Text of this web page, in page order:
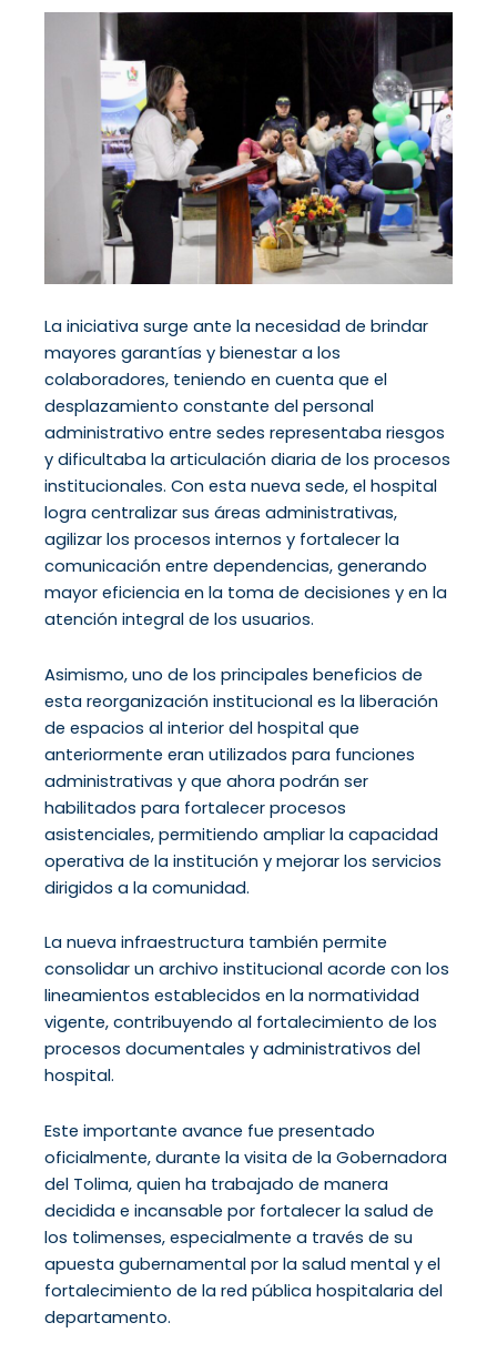
La iniciativa surge ante la necesidad de brindar
mayores garantías y bienestar a los
colaboradores, teniendo en cuenta que el
desplazamiento constante del personal
administrativo entre sedes representaba riesgos
y dificultaba la articulación diaria de los procesos
institucionales. Con esta nueva sede, el hospital
logra centralizar sus áreas administrativas,
agilizar los procesos internos y fortalecer la
comunicación entre dependencias, generando
mayor eficiencia en la toma de decisiones y en la
atención integral de los usuarios.
Asimismo, uno de los principales beneficios de
esta reorganización institucional es la liberación
de espacios al interior del hospital que
anteriormente eran utilizados para funciones
administrativas y que ahora podrán ser
habilitados para fortalecer procesos
asistenciales, permitiendo ampliar la capacidad
operativa de la institución y mejorar los servicios
dirigidos a la comunidad.
La nueva infraestructura también permite
consolidar un archivo institucional acorde con los
lineamientos establecidos en la normatividad
vigente, contribuyendo al fortalecimiento de los
procesos documentales y administrativos del
hospital.
Este importante avance fue presentado
oficialmente, durante la visita de la Gobernadora
del Tolima, quien ha trabajado de manera
decidida e incansable por fortalecer la salud de
los tolimenses, especialmente a través de su
apuesta gubernamental por la salud mental y el
fortalecimiento de la red pública hospitalaria del
departamento.